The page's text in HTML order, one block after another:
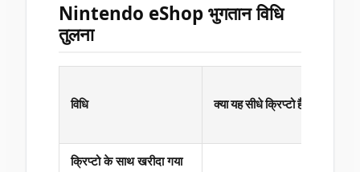
Nintendo eShop भुगतान विधि
तुलना
विधि क्या यह सीधे क्रिप्टो है?
क्रिप्टो के साथ खरीदा गया